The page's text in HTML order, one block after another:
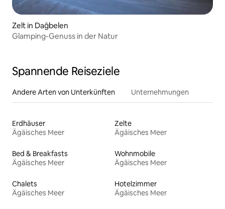
Zelt in Dağbelen
Glamping-Genuss in der Natur
Spannende Reiseziele
Andere Arten von Unterkünften Unternehmungen
Erdhäuser
Ägäisches Meer
Zelte
Ägäisches Meer
Bed & Breakfasts
Ägäisches Meer
Wohnmobile
Ägäisches Meer
Chalets
Ägäisches Meer
Hotelzimmer
Ägäisches Meer